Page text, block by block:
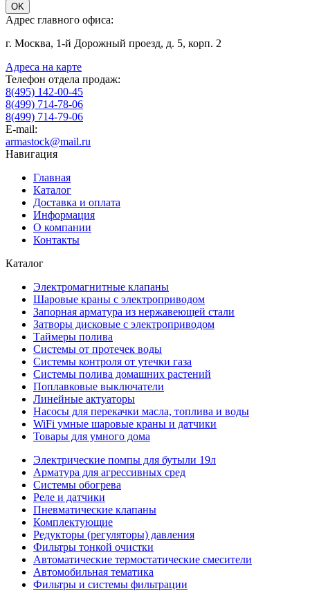
OK
Адрес главного офиса:
г. Москва, 1-й Дорожный проезд, д. 5, корп. 2
Адреса на карте
Телефон отдела продаж:
8(495) 142-00-45
8(499) 714-78-06
8(499) 714-79-06
E-mail:
armastock@mail.ru
Навигация
Главная
Каталог
Доставка и оплата
Информация
О компании
Контакты
Каталог
Электромагнитные клапаны
Шаровые краны с электроприводом
Запорная арматура из нержавеющей стали
Затворы дисковые с электроприводом
Таймеры полива
Системы от протечек воды
Системы контроля от утечки газа
Системы полива домашних растений
Поплавковые выключатели
Линейные актуаторы
Насосы для перекачки масла, топлива и воды
WiFi умные шаровые краны и датчики
Товары для умного дома
Электрические помпы для бутыли 19л
Арматура для агрессивных сред
Системы обогрева
Реле и датчики
Пневматические клапаны
Комплектующие
Редукторы (регуляторы) давления
Фильтры тонкой очистки
Автоматические термостатические смесители
Автомобильная тематика
Фильтры и системы фильтрации